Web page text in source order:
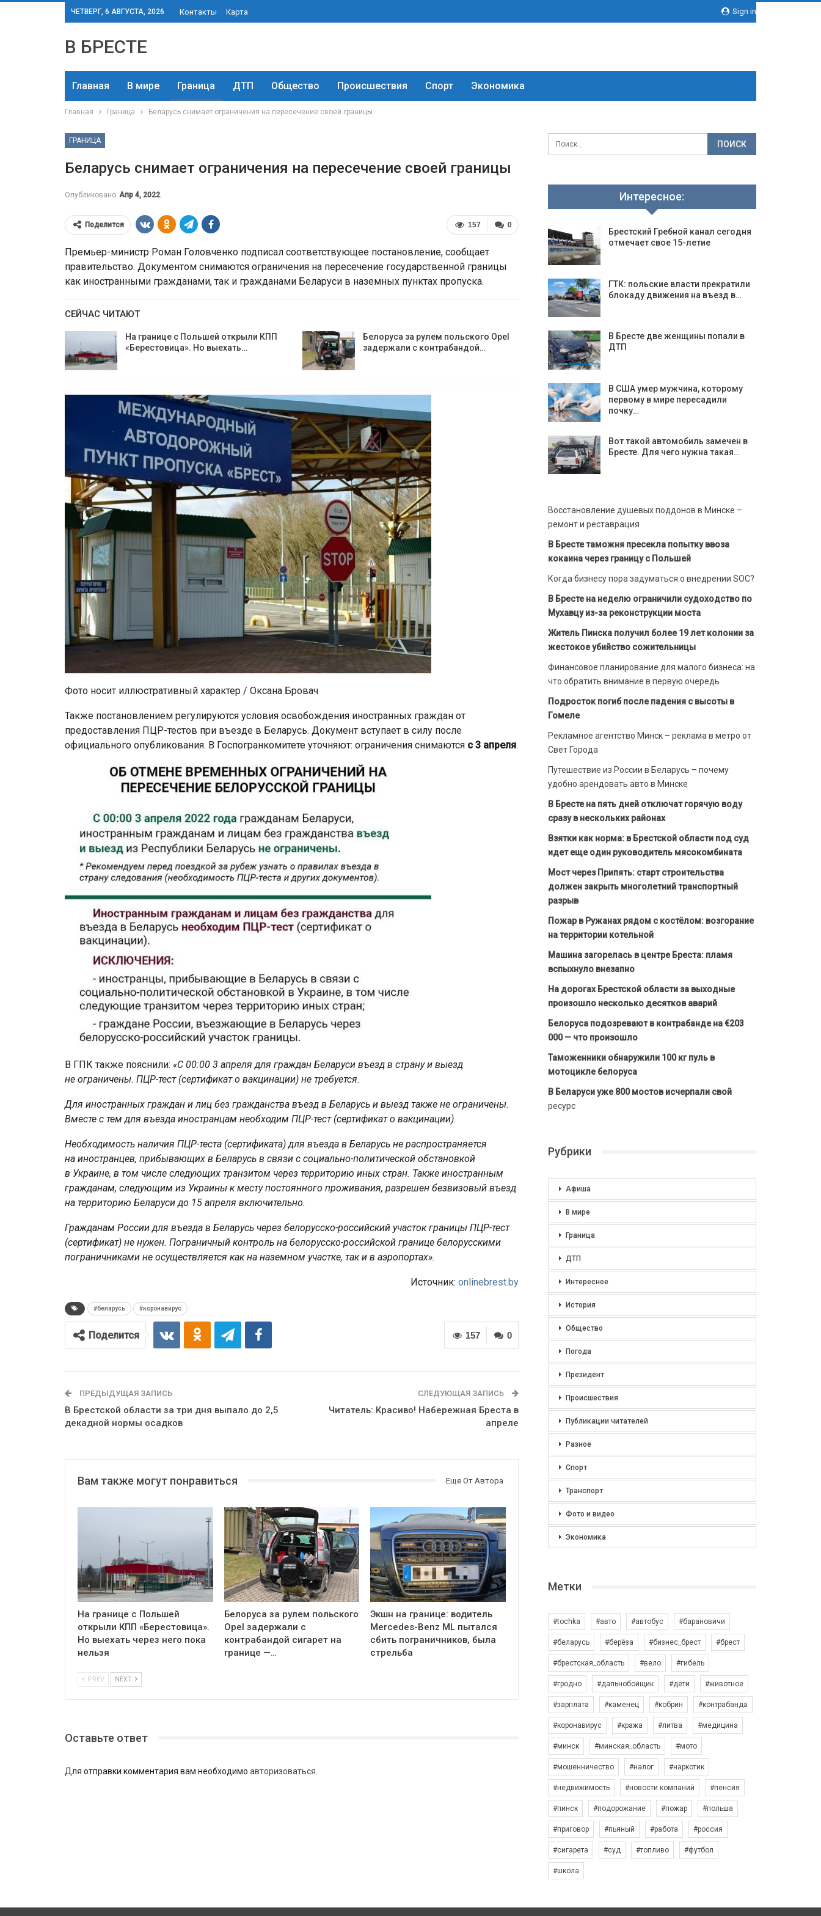
Sign in
ЧЕТВЕРГ, 6 АВГУСТА, 2026 Контакты Карта
В БРЕСТЕ
Главная В мире Граница ДТП Общество Происшествия Спорт Экономика
Главная Граница Беларусь снимает ограничения на пересечение своей границы
ГРАНИЦА
Беларусь снимает ограничения на пересечение своей границы
Опубликовано Апр 4, 2022
0
157
Поделится
Премьер-министр Роман Головченко подписал соответствующее постановление, сообщает
правительство. Документом снимаются ограничения на пересечение государственной границы
как иностранными гражданами, так и гражданами Беларуси в наземных пунктах пропуска.
СЕЙЧАС ЧИТАЮТ
На границе с Польшей открыли КПП
«Берестовица». Но выехать…
Белоруса за рулем польского Opel
задержали с контрабандой…
Фото носит иллюстративный характер / Оксана Бровач
Также постановлением регулируются условия освобождения иностранных граждан от
предоставления ПЦР-тестов при въезде в Беларусь. Документ вступает в силу после
официального опубликования. В Госпогранкомитете уточняют: ограничения снимаются с 3 апреля.
В ГПК также пояснили: «С 00:00 3 апреля для граждан Беларуси въезд в страну и выезд
не ограничены. ПЦР-тест (сертификат о вакцинации) не требуется.
Для иностранных граждан и лиц без гражданства въезд в Беларусь и выезд также не ограничены.
Вместе с тем для въезда иностранцам необходим ПЦР-тест (сертификат о вакцинации).
Необходимость наличия ПЦР-теста (сертификата) для въезда в Беларусь не распространяется
на иностранцев, прибывающих в Беларусь в связи с социально-политической обстановкой
в Украине, в том числе следующих транзитом через территорию иных стран. Также иностранным
гражданам, следующим из Украины к месту постоянного проживания, разрешен безвизовый въезд
на территорию Беларуси до 15 апреля включительно.
Гражданам России для въезда в Беларусь через белорусско-российский участок границы ПЦР-тест
(сертификат) не нужен. Пограничный контроль на белорусско-российской границе белорусскими
пограничниками не осуществляется как на наземном участке, так и в аэропортах».
Источник: onlinebrest.by
#беларусь #коронавирус
0
157
Поделится
ПРЕДЫДУЩАЯ ЗАПИСЬ
В Брестской области за три дня выпало до 2,5
декадной нормы осадков
СЛЕДУЮЩАЯ ЗАПИСЬ
Читатель: Красиво! Набережная Бреста в
апреле
Вам также могут понравиться Еще От Автора
На границе с Польшей
открыли КПП «Берестовица».
Но выехать через него пока
нельзя
Белоруса за рулем польского
Opel задержали с
контрабандой сигарет на
границе —…
Экшн на границе: водитель
Mercedes-Benz ML пытался
сбить пограничников, была
стрельба
PREV NEXT
Оставьте ответ
Для отправки комментария вам необходимо авторизоваться
Интересное:
Брестский Гребной канал сегодня
отмечает свое 15-летие
ГТК: польские власти прекратили
блокаду движения на въезд в…
В Бресте две женщины попали в
ДТП
В США умер мужчина, которому
первому в мире пересадили
почку…
Вот такой автомобиль замечен в
Бресте. Для чего нужна такая…
Восстановление душевых поддонов в Минске –
ремонт и реставрация
В Бресте таможня пресекла попытку ввоза
кокаина через границу с Польшей
Когда бизнесу пора задуматься о внедрении SOC?
В Бресте на неделю ограничили судоходство по
Мухавцу из-за реконструкции моста
Житель Пинска получил более 19 лет колонии за
жестокое убийство сожительницы
Финансовое планирование для малого бизнеса: на
что обратить внимание в первую очередь
Подросток погиб после падения с высоты в
Гомеле
Рекламное агентство Минск – реклама в метро от
Свет Города
Путешествие из России в Беларусь – почему
удобно арендовать авто в Минске
В Бресте на пять дней отключат горячую воду
сразу в нескольких районах
Взятки как норма: в Брестской области под суд
идет еще один руководитель мясокомбината
Мост через Припять: старт строительства
должен закрыть многолетний транспортный
разрыв
Пожар в Ружанах рядом с костёлом: возгорание
на территории котельной
Машина загорелась в центре Бреста: пламя
вспыхнуло внезапно
На дорогах Брестской области за выходные
произошло несколько десятков аварий
Белоруса подозревают в контрабанде на €203
000 — что произошло
Таможенники обнаружили 100 кг пуль в
мотоцикле белоруса
В Беларуси уже 800 мостов исчерпали свой
ресурс
Рубрики
Афиша
В мире
Граница
ДТП
Интересное
История
Общество
Погода
Президент
Происшествия
Публикации читателей
Разное
Спорт
Транспорт
Фото и видео
Экономика
Метки
#tochka #авто #автобус #барановичи
#беларусь #берёза #бизнес_брест #брест
#брестская_область #вело #гибель
#гродно #дальнобойщик #дети #животное
#зарплата #каменец #кобрин #контрабанда
#коронавирус #кража #литва #медицина
#минск #минская_область #мото
#мошенничество #налог #наркотик
#недвижимость #новости компаний #пенсия
#пинск #подорожание #пожар #польша
#приговор #пьяный #работа #россия
#сигарета #суд #топливо #футбол
#школа